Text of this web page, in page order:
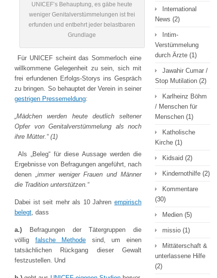
UNICEF’s Behauptung, es gäbe heute
weniger Genitalverstümmelungen ist frei
erfunden und entbehrt jeder belastbaren
Grundlage
Für UNICEF scheint das Sommerloch eine
willkommene Gelegenheit zu sein, sich mit
frei erfundenen Erfolgs-Storys ins Gespräch
zu bringen. So behauptet der Verein in seiner
gestrigen Pressemeldung:
„Mädchen werden heute deutlich seltener
Opfer von Genitalverstümmelung als noch
ihre Mütter.“ (1)
Als „Beleg“ für diese Aussage werden die
Ergebnisse von Befragungen angeführt, nach
denen
„immer weniger Frauen und Männer
die Tradition unterstützen.“
Dabei ist seit mehr als 10 Jahren empirisch
belegt , dass
a.) Befragungen der Tätergruppen die
völlig falsche Methode sind, um einen
tatsächlichen Rückgang dieser Gewalt
festzustellen. Und
International
News (2)
Intim-
Verstümmelung
durch Ärzte (1)
Jawahir Cumar /
Stop Mutilation (2)
Karlheinz Böhm
/ Menschen für
Menschen (1)
Katholische
Kirche (1)
Kidsaid (2)
Kindernothilfe (2)
Kommentare
(30)
Medien (5)
missio (1)
Mittäterschaft &
unterlassene Hilfe
(2)